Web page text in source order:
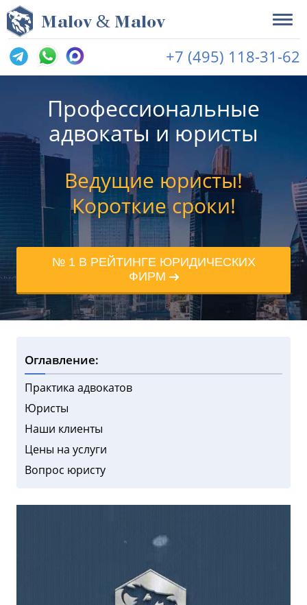
Malov & Malov
+7 (495) 118-31-62
Профессиональные
адвокаты и юристы
Ведущие юристы!
Короткие сроки!
№ 1 В РЕЙТИНГЕ ЮРИДИЧЕСКИХ
ФИРМ
Оглавление:
Практика адвокатов
Юристы
Наши клиенты
Цены на услуги
Вопрос юристу